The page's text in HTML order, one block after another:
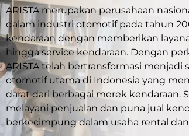
ARISTA merupakan perusahaan
dalam industri otomotif pada tahun
kendaraan dengan memberikan
hingga service kendaraan. Dengan
ARISTA telah bertransformasi menjadi
otomotif utama di Indonesia yang
darat dari berbagai merek kendaraan.
melayani penjualan dan puna jual
berkecimpung dalam usaha rental